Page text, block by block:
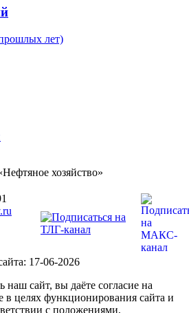
лет)
хозяйство»
17-06-2026
наш сайт, вы даёте согласие на
в целях функционирования сайта и
с положениями,